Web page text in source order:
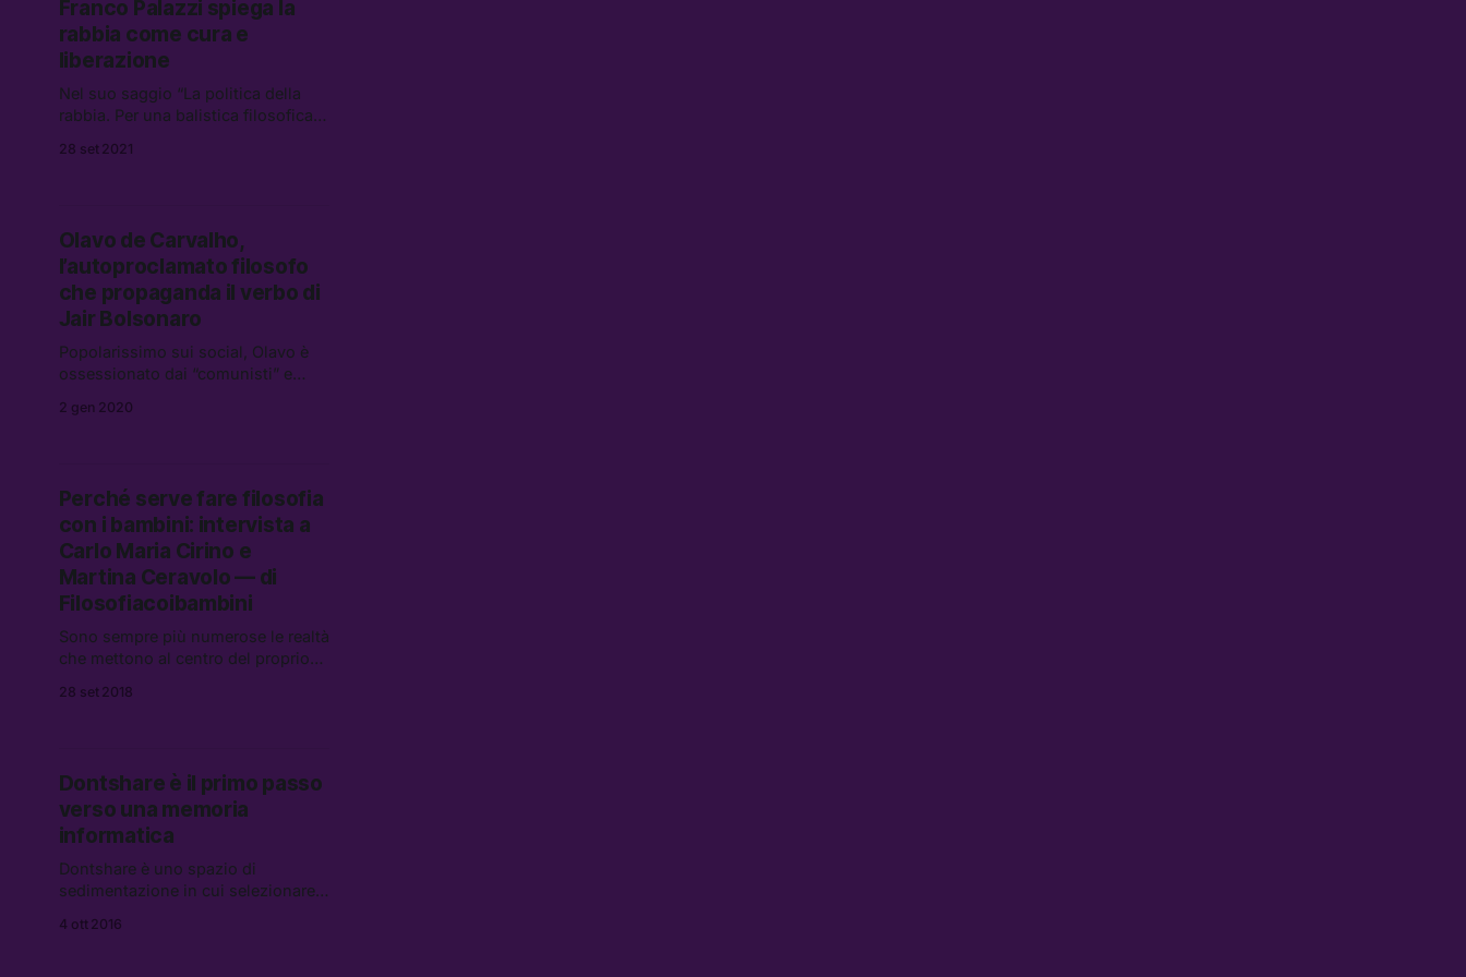
donne anche dire ‘Sì’ è complesso
Franco Palazzi spiega la
rabbia come cura e
liberazione
Nel suo saggio “La politica della
rabbia. Per una balistica filosofica”
di Nottetempo, Franco Palazzi
come strumento di liberazione degli
oppressi
28 set 2021
Olavo de Carvalho,
l’autoproclamato filosofo
che propaganda il verbo di
Jair Bolsonaro
Popolarissimo sui social, Olavo è
ossessionato dai “comunisti” e
complotto, con i moduli retorici
2 gen 2020
Perché serve fare filosofia
con i bambini: intervista a
Carlo Maria Cirino e
Martina Ceravolo — di
Filosofiacoibambini
Sono sempre più numerose le realtà
che mettono al centro del proprio
filosofia.
28 set 2018
Dontshare è il primo passo
verso una memoria
informatica
Dontshare è uno spazio di
sedimentazione in cui selezionare,
pensieri, immagini e video, con
4 ott 2016